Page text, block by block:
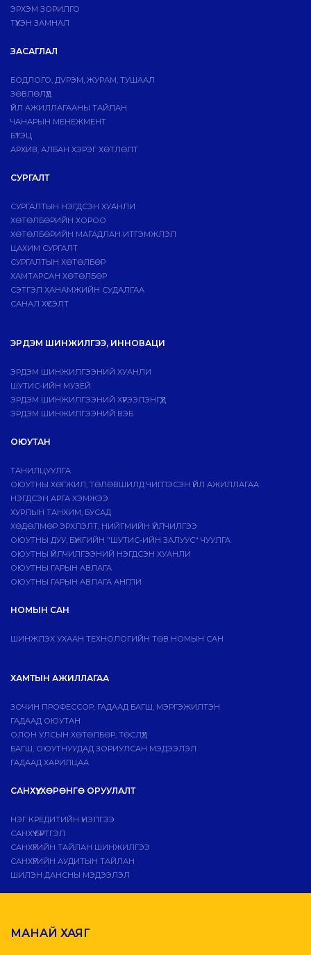
ЭРХЭМ ЗОРИЛГО
ТҮҮХЭН ЗАМНАЛ
ЗАСАГЛАЛ
БОДЛОГО, ДVРЭМ, ЖУРАМ, ТУШААЛ
ЗӨВЛӨЛҮҮД
ҮЙЛ АЖИЛЛАГААНЫ ТАЙЛАН
ЧАНАРЫН МЕНЕЖМЕНТ
БҮТЭЦ
АРХИВ, АЛБАН ХЭРЭГ ХӨТЛӨЛТ
СУРГАЛТ
СУРГАЛТЫН НЭГДСЭН ХУАНЛИ
ХӨТӨЛБӨРИЙН ХОРОО
ХӨТӨЛБӨРИЙН МАГАДЛАН ИТГЭМЖЛЭЛ
ЦАХИМ СУРГАЛТ
СУРГАЛТЫН ХӨТӨЛБӨР
ХАМТАРСАН ХӨТӨЛБӨР
СЭТГЭЛ ХАНАМЖИЙН СУДАЛГАА
САНАЛ ХҮСЭЛТ
ЭРДЭМ ШИНЖИЛГЭЭ, ИННОВАЦИ
ЭРДЭМ ШИНЖИЛГЭЭНИЙ ХУАНЛИ
ШУТИС-ИЙН МУЗЕЙ
ЭРДЭМ ШИНЖИЛГЭЭНИЙ ХҮРЭЭЛЭНГҮҮД
ЭРДЭМ ШИНЖИЛГЭЭНИЙ ВЭБ
ОЮУТАН
ТАНИЛЦУУЛГА
ОЮУТНЫ ХӨГЖИЛ, ТӨЛӨВШИЛД ЧИГЛЭСЭН ҮЙЛ АЖИЛЛАГАА
НЭГДСЭН АРГА ХЭМЖЭЭ
ХУРЛЫН ТАНХИМ, БУСАД
ХӨДӨЛМӨР ЭРХЛЭЛТ, НИЙГМИЙН ҮЙЛЧИЛГЭЭ
ОЮУТНЫ ДУУ, БҮЖГИЙН "ШУТИС-ИЙН ЗАЛУУС" ЧУУЛГА
ОЮУТНЫ ҮЙЛЧИЛГЭЭНИЙ НЭГДСЭН ХУАНЛИ
ОЮУТНЫ ГАРЫН АВЛАГА
ОЮУТНЫ ГАРЫН АВЛАГА АНГЛИ
НОМЫН САН
ШИНЖЛЭХ УХААН ТЕХНОЛОГИЙН ТӨВ НОМЫН САН
ХАМТЫН АЖИЛЛАГАА
ЗОЧИН ПРОФЕССОР, ГАДААД БАГШ, МЭРГЭЖИЛТЭН
ГАДААД ОЮУТАН
ОЛОН УЛСЫН ХӨТӨЛБӨР, ТӨСЛҮҮД
БАГШ, ОЮУТНУУДАД ЗОРИУЛСАН МЭДЭЭЛЭЛ
ГАДААД ХАРИЛЦАА
САНХҮҮ, ХӨРӨНГӨ ОРУУЛАЛТ
НЭГ КРЕДИТИЙН ҮНЭЛГЭЭ
САНХҮҮ БҮРТГЭЛ
САНХҮҮГИЙН ТАЙЛАН ШИНЖИЛГЭЭ
САНХҮҮГИЙН АУДИТЫН ТАЙЛАН
ШИЛЭН ДАНСНЫ МЭДЭЭЛЭЛ
МАНАЙ ХАЯГ